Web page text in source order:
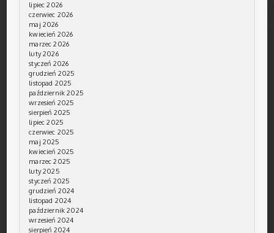
lipiec 2026
czerwiec 2026
maj 2026
kwiecień 2026
marzec 2026
luty 2026
styczeń 2026
grudzień 2025
listopad 2025
październik 2025
wrzesień 2025
sierpień 2025
lipiec 2025
czerwiec 2025
maj 2025
kwiecień 2025
marzec 2025
luty 2025
styczeń 2025
grudzień 2024
listopad 2024
październik 2024
wrzesień 2024
sierpień 2024